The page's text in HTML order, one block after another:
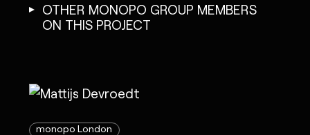
OTHER MONOPO GROUP MEMBERS
ON THIS PROJECT
monopo London